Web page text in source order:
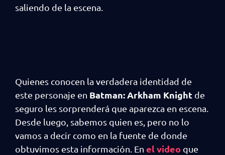
saliendo de la escena.
Quienes conocen la verdadera identidad de
este personaje en Batman: Arkham Knight de
seguro les sorprenderá que aparezca en escena.
Desde luego, sabemos quien es, pero no lo
vamos a decir como en la fuente de donde
obtuvimos esta información. En el video que